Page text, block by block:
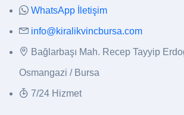
WhatsApp İletişim
info@kiralikvincbursa.com
Bağlarbaşı Mah. Recep Tayyip
Osmangazi / Bursa
7/24 Hizmet